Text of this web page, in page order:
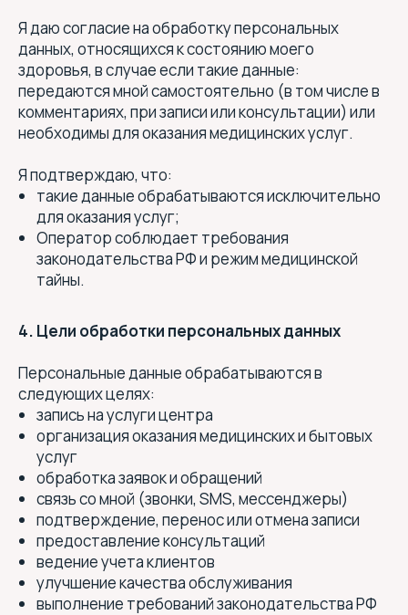
Я даю согласие на обработку персональных
данных, относящихся к состоянию моего
здоровья, в случае если такие данные:
передаются мной самостоятельно (в том числе в
комментариях, при записи или консультации) или
необходимы для оказания медицинских услуг.
Я подтверждаю, что:
такие данные обрабатываются исключительно
для оказания услуг;
Оператор соблюдает требования
законодательства РФ и режим медицинской
тайны.
4. Цели обработки персональных данных
Персональные данные обрабатываются в
следующих целях:
запись на услуги центра
организация оказания медицинских и бытовых
услуг
обработка заявок и обращений
связь со мной (звонки, SMS, мессенджеры)
подтверждение, перенос или отмена записи
предоставление консультаций
ведение учета клиентов
улучшение качества обслуживания
выполнение требований законодательства РФ